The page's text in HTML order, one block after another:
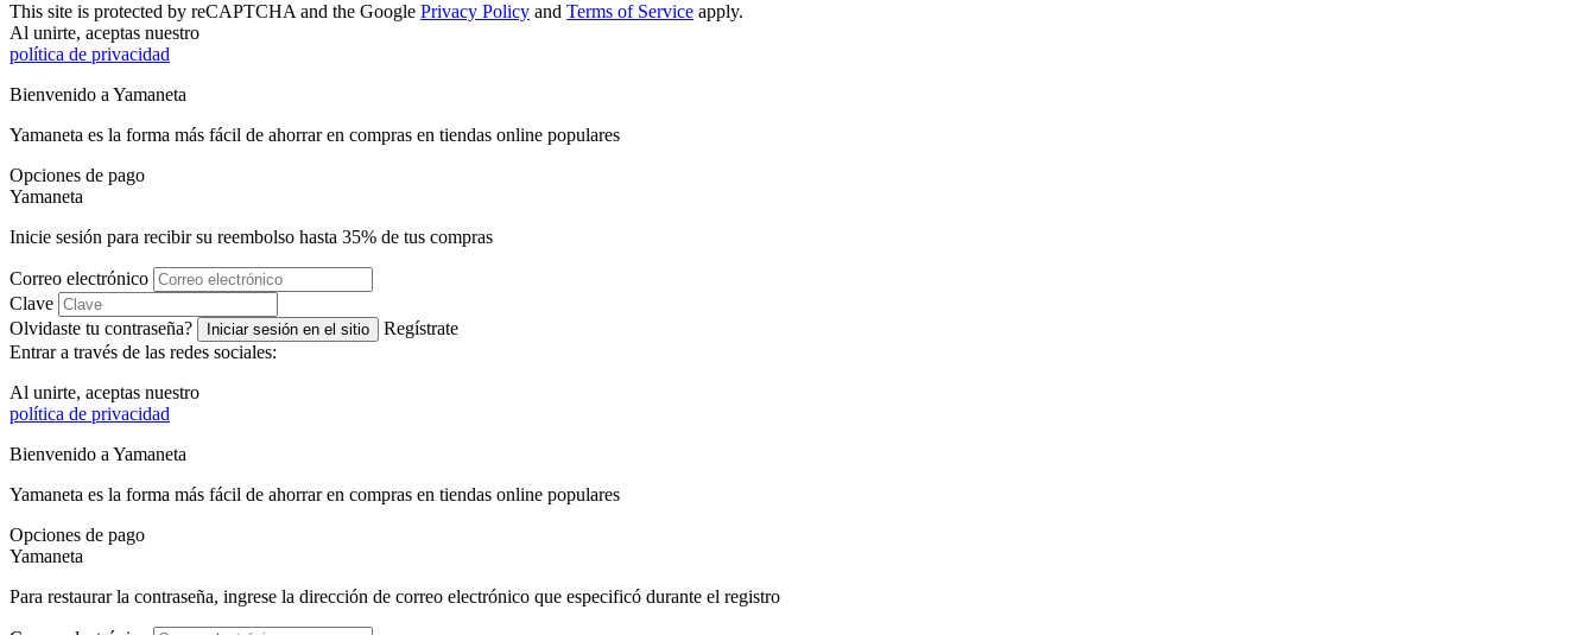
This site is protected by reCAPTCHA and the Google Privacy Policy and Terms of Service apply.
Al unirte, aceptas nuestro
política de privacidad
Bienvenido a Yamaneta
Yamaneta es la forma más fácil de ahorrar en compras en tiendas online populares
Opciones de pago
Yamaneta
Inicie sesión para recibir su reembolso hasta 35% de tus compras
Correo electrónico
Clave
Olvidaste tu contraseña?
Iniciar sesión en el sitio
Regístrate
Entrar a través de las redes sociales:
Al unirte, aceptas nuestro
política de privacidad
Bienvenido a Yamaneta
Yamaneta es la forma más fácil de ahorrar en compras en tiendas online populares
Opciones de pago
Yamaneta
Para restaurar la contraseña, ingrese la dirección de correo electrónico que especificó durante el registro